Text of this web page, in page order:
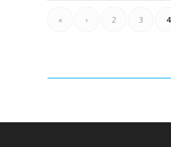
« ‹ 2 3 4